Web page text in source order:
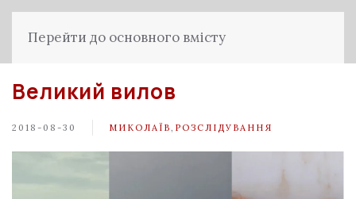
Перейти до основного вмісту
Великий вилов
2018-08-30 МИКОЛАЇВ РОЗСЛІДУВАННЯ